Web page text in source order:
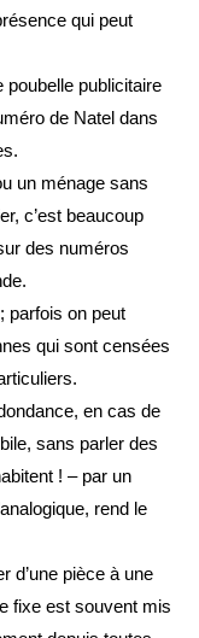
qui peut
poubelle publicitaire
de Natel dans
un ménage sans
c’est beaucoup
des numéros
parfois on peut
qui sont censées
en cas de
sans parler des
! – par un
rend le
d’une pièce à une
fixe est souvent mis